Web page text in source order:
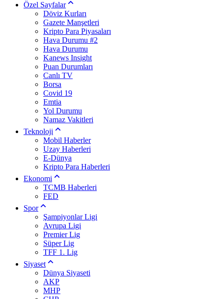
Özel Sayfalar
Döviz Kurları
Gazete Manşetleri
Kripto Para Piyasaları
Hava Durumu #2
Hava Durumu
Kanews Insight
Puan Durumları
Canlı TV
Borsa
Covid 19
Emtia
Yol Durumu
Namaz Vakitleri
Teknoloji
Mobil Haberler
Uzay Haberleri
E-Dünya
Kripto Para Haberleri
Ekonomi
TCMB Haberleri
FED
Spor
Şampiyonlar Ligi
Avrupa Ligi
Premier Lig
Süper Lig
TFF 1. Lig
Siyaset
Dünya Siyaseti
AKP
MHP